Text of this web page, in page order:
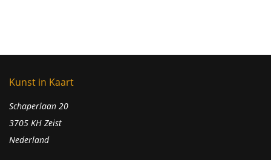
Kunst in Kaart
Schaperlaan 20
3705 KH Zeist
Nederland